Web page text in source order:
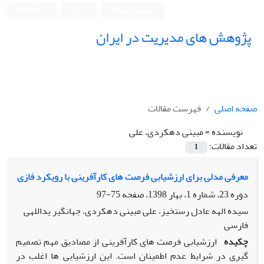
پژوهش های مدیریت در ایران
صفحه اصلی
فهرست مقالات
نویسنده =مبینی دهکردی، علی
تعداد مقالات:
1
معرفی مدلی برای ارزشیابی فرصت های کارآفرینی با رویکرد فازی
دوره 23، شماره 1، بهار 1398، صفحه
75-97
سیده الهه عادل رستخیز، علی مبینی دهکردی، جهانگیر یداللهی
فارسی
چکیده ارزشیابی فرصت های کارآفرینی از مصادیق مهم تصمیم
گیری در شرایط عدم اطمینان است. این ارزشیابی ها اغلب در